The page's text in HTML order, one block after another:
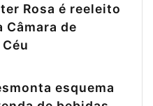
Rosa é reeleito
Câmara de
esquema